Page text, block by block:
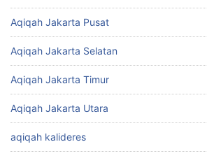
Aqiqah Jakarta Pusat
Aqiqah Jakarta Selatan
Aqiqah Jakarta Timur
Aqiqah Jakarta Utara
aqiqah kalideres